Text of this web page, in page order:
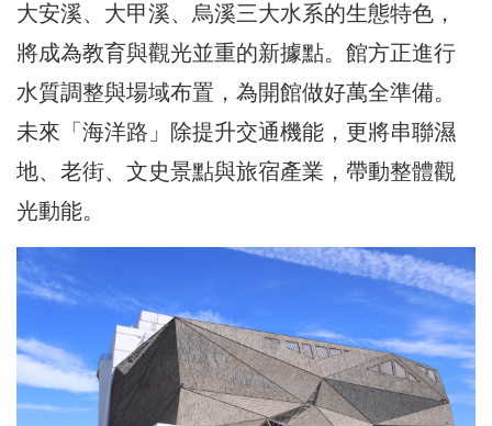
大安溪、大甲溪、烏溪三大水系的生態特色，
將成為教育與觀光並重的新據點。館方正進行
水質調整與場域布置，為開館做好萬全準備。
未來「海洋路」除提升交通機能，更將串聯濕
地、老街、文史景點與旅宿產業，帶動整體觀
光動能。